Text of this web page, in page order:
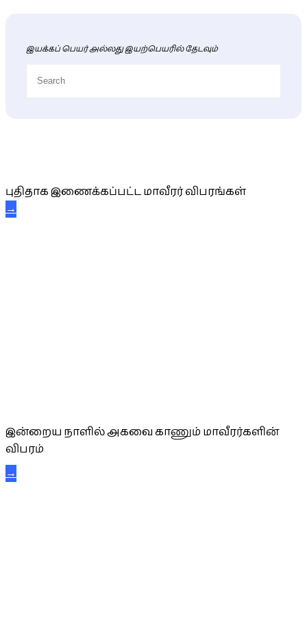
இயக்கப் பெயர் அல்லது இயற்பெயரில் தேடவும்
புதிதாக இணைக்கப்பட்ட மாவீரர் விபரங்கள்
→
இன்றைய நாளில் அகவை காணும் மாவீரர்களின்
விபரம்
→